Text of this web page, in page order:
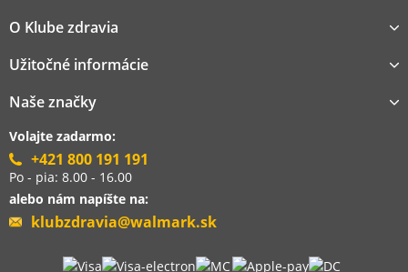
O Klube zdravia
Užitočné informácie
Naše značky
Volajte zadarmo:
+421 800 191 191
Po - pia: 8.00 - 16.00
alebo nám napíšte na:
klubzdravia@walmark.sk